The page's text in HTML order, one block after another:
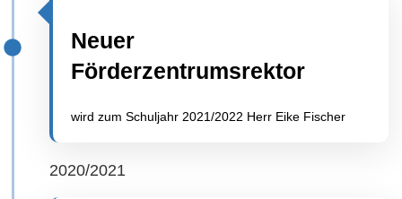
Neuer
Förderzentrumsrektor
wird zum Schuljahr 2021/2022 Herr Eike Fischer
2020/2021